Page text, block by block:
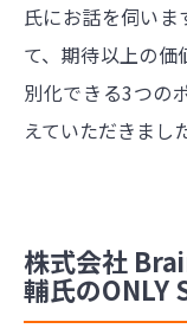
氏にお話を伺いま
て、期待以上の価
別化できる3つの
えていただきまし
株式会社
輔氏のONLY